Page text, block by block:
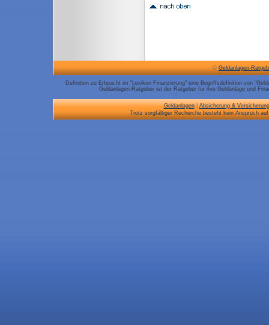
©Geldanlagen-
Definition zu Erbpacht im "Lexikon Finanzierung" eine Begriffsdefinition von
Geldanlagen-Ratgeber ist der Ratgeber für ihre Geldanlage und
Geldanlagen|Absicherung &
Trotz sorgfältiger Recherche besteht kein Anspruch